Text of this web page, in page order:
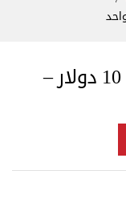
إعلان فايسبوك ممول بقيمة 10 دولار –